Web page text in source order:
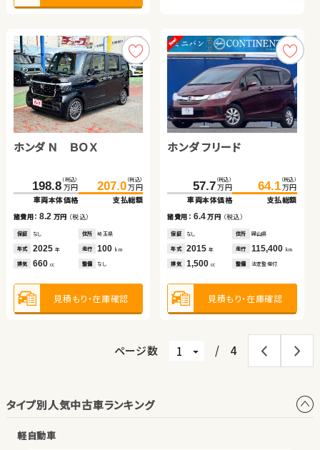
ホンダ Ｎ ＢＯＸ
198.8 （税込）
万円
車両本体価格
207.0 （税込）
万円
支払総額
諸費用：8.2 万円 （税込）
保証 なし 住所 埼玉県
年式 2025 年 走行 100 km
排気 660 cc 整備 なし
見積もり・在庫確認
ホンダ フリード
57.7 （税込）
万円
車両本体価格
64.1 （税込）
万円
支払総額
諸費用： 6.4万円 （税込）
保証 なし 住所 岡山県
年式 2015年 走行 115,400 km
排気 1,500cc 整備 法定整備付
見積もり・在庫確認
トヨタ アルファード
402.3 （税込）
万円
諸費用：10.7万円（税込）
なし 群馬県
年式 2020年 走行
排気 2,500 整備 なし
見積もり・在庫確認
ダイハツ タント
14.6 （税込）
万円
5.2 万円（税込）
あり
年式 2008年 走行
排気 660 整備 法定整備付
見積もり・在庫確認
トヨタ アクア
100.1 （税込）
万円
諸費用：9.5 万円（税込）
あり 埼玉県
年式 2016年 走行
排気 1,500 整備 なし
見積もり・在庫確認
ホンダ フィット
108.0 （税込）
万円
9.0 万円（税込）
あり
年式 2017年 走行
排気 1,300 整備 法定整備付
見積もり・在庫確認
ページ数 / 4
タイプ別人気中古車ランキング
軽自動車